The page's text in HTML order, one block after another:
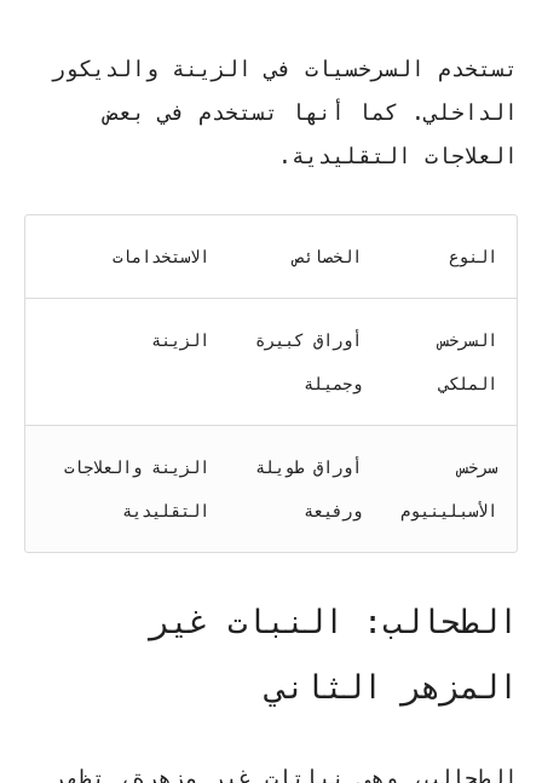
تستخدم السرخسيات في الزينة والديكور
الداخلي. كما أنها تستخدم في بعض
العلاجات التقليدية.
النوع الخصائص الاستخدامات
السرخس
الملكي
أوراق كبيرة
وجميلة
الزينة
سرخس
الأسبلينيوم
أوراق طويلة
ورفيعة
الزينة والعلاجات
التقليدية
الطحالب: النبات غير
المزهر الثاني
الطحالب، وهي نباتات غير مزهرة، تظهر